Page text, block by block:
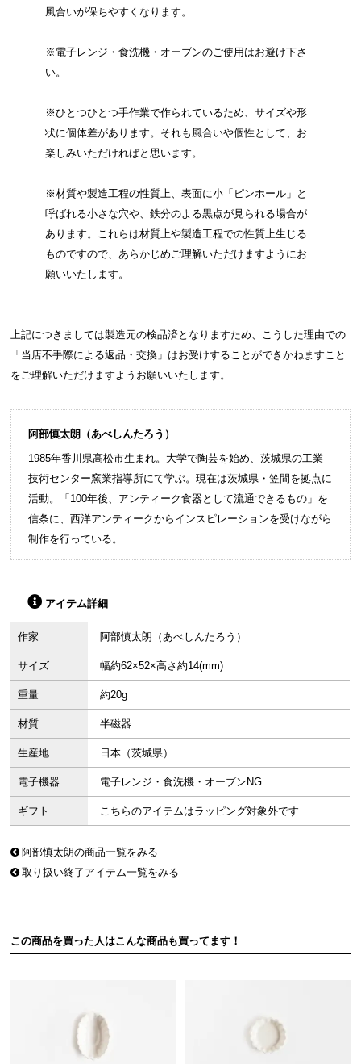
風合いが保ちやすくなります。
※電子レンジ・食洗機・オーブンのご使用はお避け下さ
い。
※ひとつひとつ手作業で作られているため、サイズや形
状に個体差があります。それも風合いや個性として、お
楽しみいただければと思います。
※材質や製造工程の性質上、表面に小「ピンホール」と
呼ばれる小さな穴や、鉄分のよる黒点が見られる場合が
あります。これらは材質上や製造工程での性質上生じる
ものですので、あらかじめご理解いただけますようにお
願いいたします。
上記につきましては製造元の検品済となりますため、こうした理由での
「当店不手際による返品・交換」はお受けすることができかねますこと
をご理解いただけますようお願いいたします。
阿部慎太朗（あべしんたろう）
1985年香川県高松市生まれ。大学で陶芸を始め、茨城県の工業
技術センター窯業指導所にて学ぶ。現在は茨城県・笠間を拠点に
活動。「100年後、アンティーク食器として流通できるもの」を
信条に、西洋アンティークからインスピレーションを受けながら
制作を行っている。
アイテム詳細
作家 阿部慎太朗（あべしんたろう）
サイズ 幅約62×52×高さ約14(mm)
重量 約20g
材質 半磁器
生産地 日本（茨城県）
電子機器 電子レンジ・食洗機・オーブンNG
ギフト こちらのアイテムはラッピング対象外です
阿部慎太朗の商品一覧をみる
取り扱い終了アイテム一覧をみる
この商品を買った人はこんな商品も買ってます！